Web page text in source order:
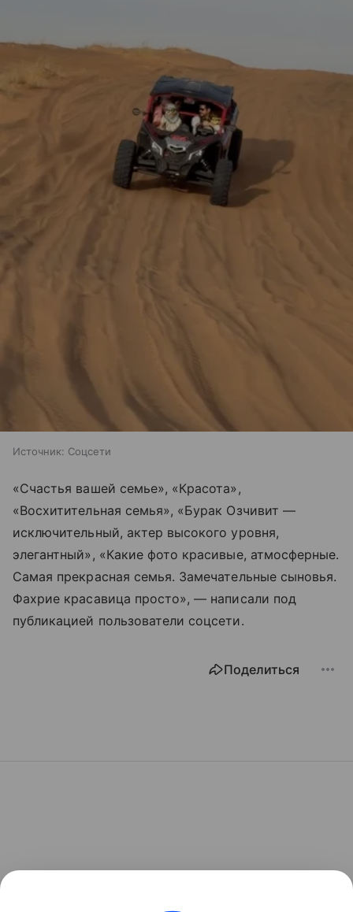
Источник: Соцсети
«Счастья вашей семье», «Красота»,
«Восхитительная семья», «Бурак Озчивит —
исключительный, актер высокого уровня,
элегантный», «Какие фото красивые, атмосферные.
Самая прекрасная семья. Замечательные сыновья.
Фахрие красавица просто», — написали под
публикацией пользователи соцсети.
Поделиться